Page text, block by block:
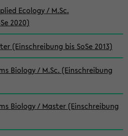
Ecology / M.Sc.
2020)
(Einschreibung bis SoSe 2013)
Biology / M.Sc. (Einschreibung
Biology / Master (Einschreibung